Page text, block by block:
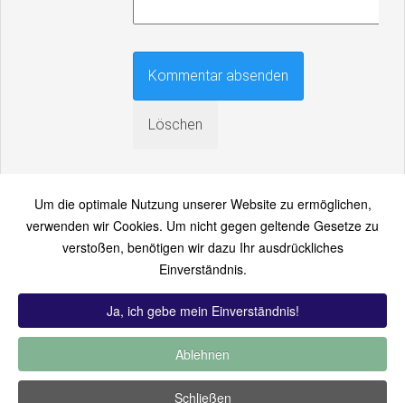
An einen Freund senden
Bitte loggen Sie sich zuerst ein...
-Zuletzt hinzugekommen
Um die optimale Nutzung unserer Website zu ermöglichen,
verwenden wir Cookies. Um nicht gegen geltende Gesetze zu
verstoßen, benötigen wir dazu Ihr ausdrückliches
Einverständnis.
Ja, ich gebe mein Einverständnis!
Ablehnen
Schließen